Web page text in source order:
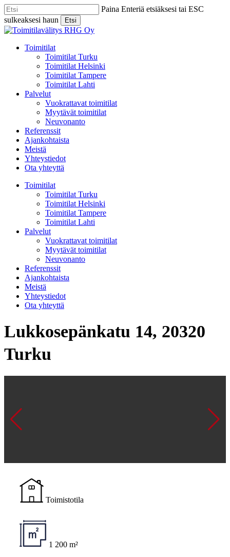
Skip
to
main
content
Paina Enteriä etsiäksesi tai ESC
sulkeaksesi haun
Etsi
Close
Menu
Toimitilat
Toimitilat Turku
Toimitilat Helsinki
Toimitilat Tampere
Toimitilat Lahti
Palvelut
Vuokrattavat toimitilat
Myytävät toimitilat
Neuvonanto
Referenssit
Ajankohtaista
Meistä
Yhteystiedot
Ota yhteyttä
Toimitilat
Toimitilat Turku
Toimitilat Helsinki
Toimitilat Tampere
Toimitilat Lahti
Palvelut
Vuokrattavat toimitilat
Myytävät toimitilat
Neuvonanto
Referenssit
Ajankohtaista
Meistä
Yhteystiedot
Ota yhteyttä
Lukkosepänkatu 14, 20320
Turku
Toimistotila
1 200 m²